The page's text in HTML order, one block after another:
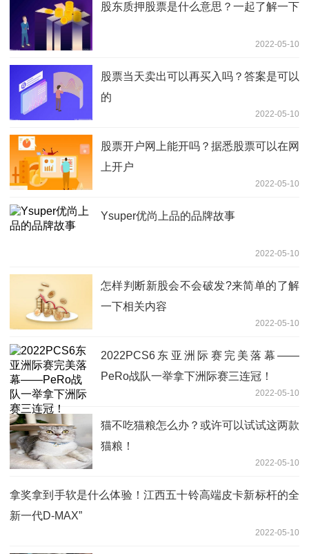
股东质押股票是什么意思？一起了解一下
2022-05-10
股票当天卖出可以再买入吗？答案是可以
的
2022-05-10
股票开户网上能开吗？据悉股票可以在网
上开户
2022-05-10
Ysuper优尚上品的品牌故事
2022-05-10
怎样判断新股会不会破发?来简单的了解
一下相关内容
2022-05-10
2022PCS6东亚洲际赛完美落幕——
PeRo战队一举拿下洲际赛三连冠！
2022-05-10
猫不吃猫粮怎么办？或许可以试试这两款
猫粮！
2022-05-10
拿奖拿到手软是什么体验！江西五十铃高端皮卡新标杆的全
新一代D-MAX”
2022-05-10